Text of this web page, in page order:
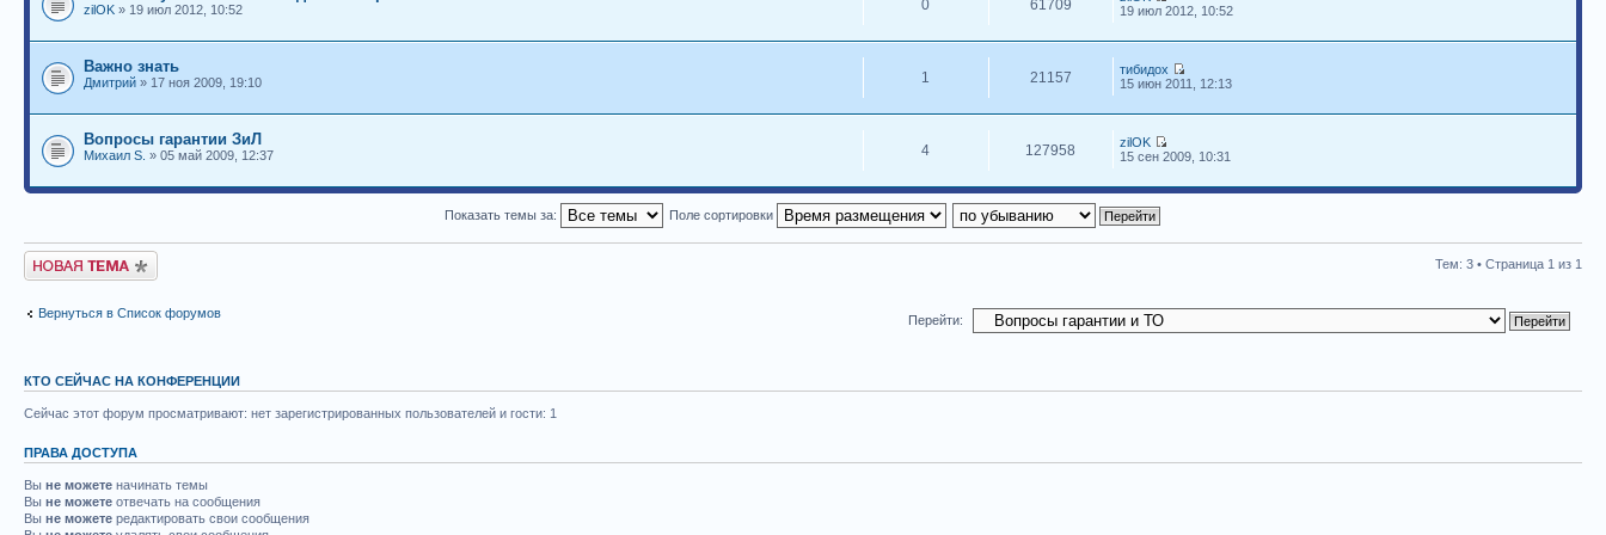
zilOK » 19 июл 2012, 10:52 0 61709
19 июл 2012, 10:52
Важно знать
Дмитрий » 17 ноя 2009, 19:10 1 21157
тибидох
15 июн 2011, 12:13
Вопросы гарантии ЗиЛ
Михаил S. » 05 май 2009, 12:37 4 127958
zilOK
15 сен 2009, 10:31
Показать темы за: Поле сортировки
Новая тема Тем: 3 • Страница 1 из 1
Вернуться в Список форумов
Перейти:
КТО СЕЙЧАС НА КОНФЕРЕНЦИИ
Сейчас этот форум просматривают: нет зарегистрированных пользователей и гости: 1
ПРАВА ДОСТУПА
Вы не можете начинать темы
Вы не можете отвечать на сообщения
Вы не можете редактировать свои сообщения